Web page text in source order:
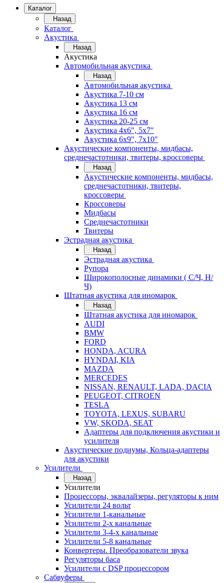
Каталог
Назад
Каталог
Акустика
Назад
Акустика
Автомобильная акустика
Назад
Автомобильная акустика
Акустика 7-10 см
Акустика 13 см
Акустика 16 см
Акустика 20-25 см
Акустика 4х6", 5х7"
Акустика 6х9", 7х10"
Акустические компоненты, мидбасы,
среднечастотники, твитеры, кроссоверы
Назад
Акустические компоненты, мидбасы,
среднечастотники, твитеры,
кроссоверы
Кроссоверы
Мидбасы
Среднечастотники
Твитеры
Эстрадная акустика
Назад
Эстрадная акустика
Рупора
Широкополосные динамики ( С/Ч, Н/
Ч)
Штатная акустика для иномарок
Назад
Штатная акустика для иномарок
AUDI
BMW
FORD
HONDA, ACURA
HYNDAI, KIA
MAZDA
MERCEDES
NISSAN, RENAULT, LADA, DACIA
PEUGEOT, CITROEN
TESLA
TOYOTA, LEXUS, SUBARU
VW, SKODA, SEAT
Адаптеры для подключения акустики и
усилителя
Акустические подиумы, Кольца-адаптеры
для акустики
Усилители
Назад
Усилители
Процессоры, эквалайзеры, регуляторы к ним
Усилители 24 вольт
Усилители 1-канальные
Усилители 2-х канальные
Усилители 3-4-х канальные
Усилители 5-8 канальные
Конвертеры. Преобразователи звука
Регуляторы баса
Усилители с DSP процессором
Сабвуферы